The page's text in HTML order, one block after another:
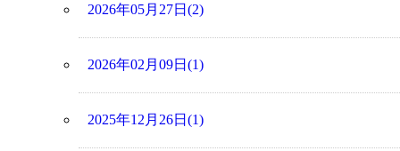
2026年05月27日(2)
2026年02月09日(1)
2025年12月26日(1)